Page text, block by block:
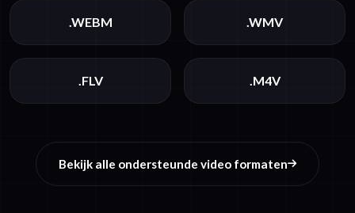
.WEBM .WMV
.FLV .M4V
Bekijk alle ondersteunde video formaten